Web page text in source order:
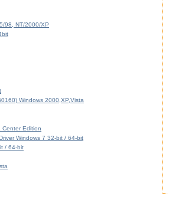
98, NT/2000/XP
Windows 2000,XP,Vista
Center Edition
Windows 7 32-bit / 64-bit
/ 64-bit